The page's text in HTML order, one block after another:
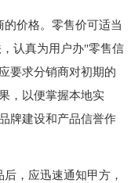
价格。零售价可适当
认真为用户办"零售信
要求分销商对初期的
，以便掌握本地实
牌建设和产品信誉作
，应迅速通知甲方，